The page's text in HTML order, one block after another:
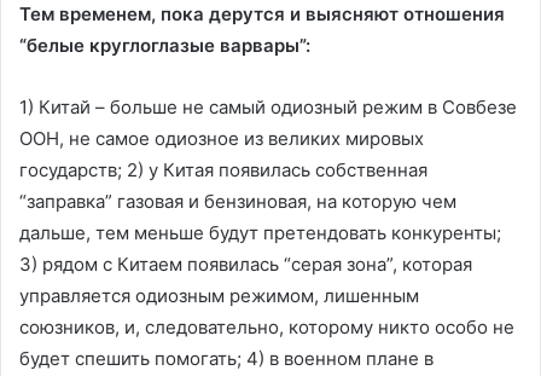
Тем временем, пока дерутся и выясняют отношения
“белые круглоглазые варвары”:
1) Китай – больше не самый одиозный режим в Совбезе
ООН, не самое одиозное из великих мировых
государств; 2) у Китая появилась собственная
“заправка” газовая и бензиновая, на которую чем
дальше, тем меньше будут претендовать конкуренты;
3) рядом с Китаем появилась “серая зона”, которая
управляется одиозным режимом, лишенным
союзников, и, следовательно, которому никто особо не
будет спешить помогать; 4) в военном плане в